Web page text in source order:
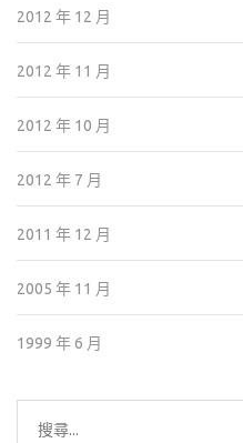
2012 年 12 月
2012 年 11 月
2012 年 10 月
2012 年 7 月
2011 年 12 月
2005 年 11 月
1999 年 6 月
搜